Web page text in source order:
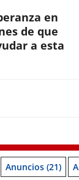
en
de que
a esta
Anuncios (21)